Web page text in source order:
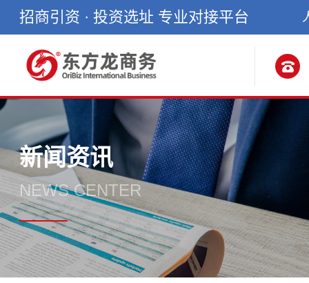
招商引资 · 投资选址 专业对接平台
新闻资讯
NEWS CENTER